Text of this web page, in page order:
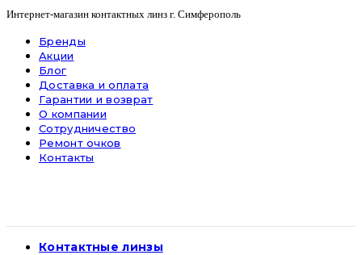
Интернет-магазин контактных линз г. Симферополь
Бренды
Акции
Блог
Доставка и оплата
Гарантии и возврат
О компании
Сотрудничество
Ремонт очков
Контакты
Контактные линзы